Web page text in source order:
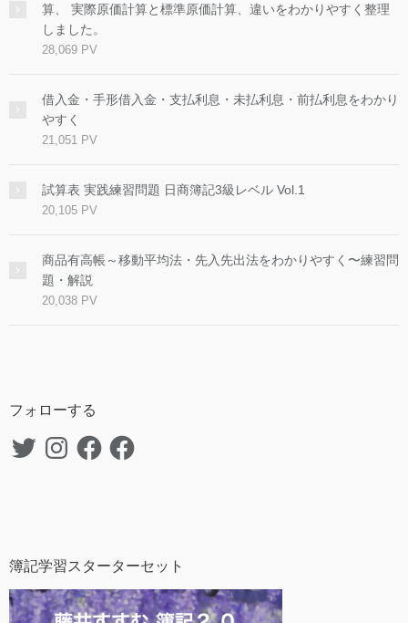
算、 実際原価計算と標準原価計算、違いをわかりやすく整理
しました。
28,069 PV
借入金・手形借入金・支払利息・未払利息・前払利息をわかり
やすく
21,051 PV
試算表 実践練習問題 日商簿記3級レベル Vol.1
20,105 PV
商品有高帳～移動平均法・先入先出法をわかりやすく〜練習問
題・解説
20,038 PV
フォローする
TwitterInstagramFacebookFacebook
簿記学習スターターセット